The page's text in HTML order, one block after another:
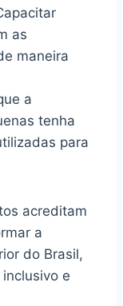
as
maneira
a
tenha
para
acreditam
a
do Brasil,
e